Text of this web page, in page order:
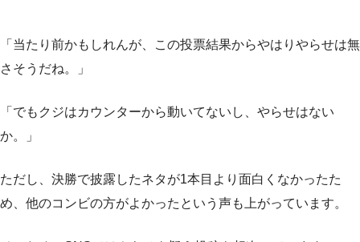
「当たり前かもしれんが、この投票結果からやはりやらせは無
さそうだね。」
「でもクジはカウンターから動いてないし、やらせはない
か。」
ただし、決勝で披露したネタが1本目より面白くなかったた
め、他のコンビの方がよかったという声も上がっています。